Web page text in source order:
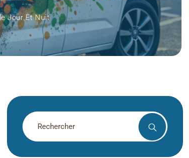
Jour Et Nuit